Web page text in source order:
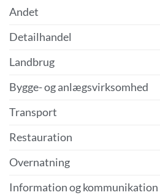
Andet
Detailhandel
Landbrug
Bygge- og anlægsvirksomhed
Transport
Restauration
Overnatning
Information og kommunikation